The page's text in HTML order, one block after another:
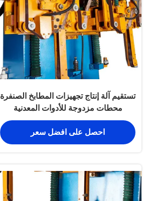
تستقيم آلة إنتاج تجهيزات المطابخ الصنفرة
محطات مزدوجة للأدوات المعدنية
احصل على افضل سعر